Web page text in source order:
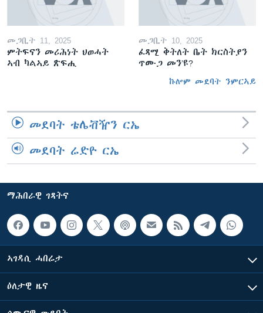
መጋቢት 11, 2025
ምትፍናን መሪሕነት ህወሓት
ኣብ ካልኣይ ጽፍሒ
መጋቢት 10, 2025
ፈጻሚ ቅትለት ቤት ክርስትያን
ጥሙጋ መን’ዩ?
ኩሎም መደባት ንምርኣይ
መደባት ቴሌቭዥን ርኤ
መደባት ሬድዮ ርኤ
ማሕበራዊ ገጻትና
ኣገዳሲ ሓበሬታ
ዕለታዊ ዜና